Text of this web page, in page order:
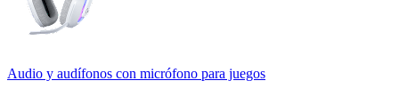
Audio y audífonos con micrófono para juegos